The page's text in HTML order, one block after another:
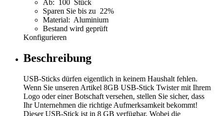
Ab: 100 Stück
Sparen Sie bis zu 22%
Material: Aluminium
Bestand wird geprüft
Konfigurieren
Beschreibung
USB-Sticks dürfen eigentlich in keinem Haushalt fehlen.
Wenn Sie unseren Artikel 8GB USB-Stick Twister mit Ihrem
Logo oder einer Botschaft versehen, stellen Sie sicher, dass
Ihr Unternehmen die richtige Aufmerksamkeit bekommt!
Dieser USB-Stick ist in 8 GB verfügbar. Wobei die